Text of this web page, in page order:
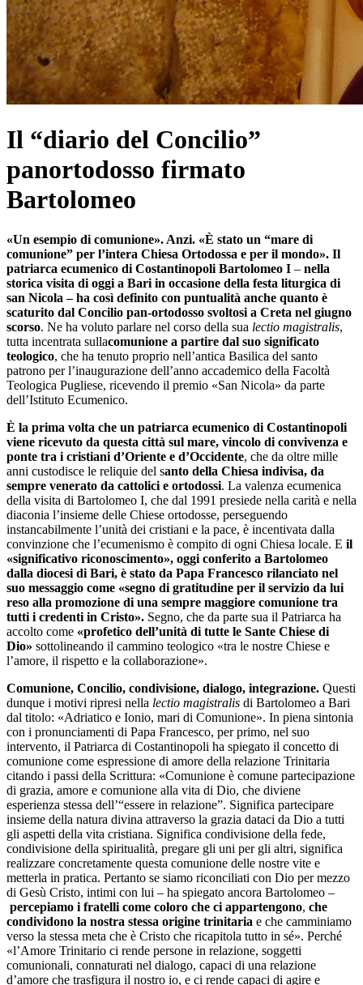
Il “diario del Concilio”
panortodosso firmato
Bartolomeo
«Un esempio di comunione». Anzi. «È stato un “mare di
comunione” per l’intera Chiesa Ortodossa e per il mondo». Il
patriarca ecumenico di Costantinopoli Bartolomeo I – nella
storica visita di oggi a Bari in occasione della festa liturgica di
san Nicola – ha così definito con puntualità anche quanto è
scaturito dal Concilio pan-ortodosso svoltosi a Creta nel giugno
scorso. Ne ha voluto parlare nel corso della sua lectio magistralis,
tutta incentrata sullacomunione a partire dal suo significato
teologico, che ha tenuto proprio nell’antica Basilica del santo
patrono per l’inaugurazione dell’anno accademico della Facoltà
Teologica Pugliese, ricevendo il premio «San Nicola» da parte
dell’Istituto Ecumenico.
È la prima volta che un patriarca ecumenico di Costantinopoli
viene ricevuto da questa città sul mare, vincolo di convivenza e
ponte tra i cristiani d’Oriente e d’Occidente, che da oltre mille
anni custodisce le reliquie del santo della Chiesa indivisa, da
sempre venerato da cattolici e ortodossi. La valenza ecumenica
della visita di Bartolomeo I, che dal 1991 presiede nella carità e nella
diaconia l’insieme delle Chiese ortodosse, perseguendo
instancabilmente l’unità dei cristiani e la pace, è incentivata dalla
convinzione che l’ecumenismo è compito di ogni Chiesa locale. E il
«significativo riconoscimento», oggi conferito a Bartolomeo
dalla diocesi di Bari, è stato da Papa Francesco rilanciato nel
suo messaggio come «segno di gratitudine per il servizio da lui
reso alla promozione di una sempre maggiore comunione tra
tutti i credenti in Cristo». Segno, che da parte sua il Patriarca ha
accolto come «profetico dell’unità di tutte le Sante Chiese di
Dio» sottolineando il cammino teologico «tra le nostre Chiese e
l’amore, il rispetto e la collaborazione».
Comunione, Concilio, condivisione, dialogo, integrazione. Questi
dunque i motivi ripresi nella lectio magistralis di Bartolomeo a Bari
dal titolo: «Adriatico e Ionio, mari di Comunione». In piena sintonia
con i pronunciamenti di Papa Francesco, per primo, nel suo
intervento, il Patriarca di Costantinopoli ha spiegato il concetto di
comunione come espressione di amore della relazione Trinitaria
citando i passi della Scrittura: «Comunione è comune partecipazione
di grazia, amore e comunione alla vita di Dio, che diviene
esperienza stessa dell’“essere in relazione”. Significa partecipare
insieme della natura divina attraverso la grazia dataci da Dio a tutti
gli aspetti della vita cristiana. Significa condivisione della fede,
condivisione della spiritualità, pregare gli uni per gli altri, significa
realizzare concretamente questa comunione delle nostre vite e
metterla in pratica. Pertanto se siamo riconciliati con Dio per mezzo
di Gesù Cristo, intimi con lui – ha spiegato ancora Bartolomeo –
percepiamo i fratelli come coloro che ci appartengono, che
condividono la nostra stessa origine trinitaria e che camminiamo
verso la stessa meta che è Cristo che ricapitola tutto in sé». Perché
«l’Amore Trinitario ci rende persone in relazione, soggetti
comunionali, connaturati nel dialogo, capaci di una relazione
d’amore che trasfigura il nostro io, e ci rende capaci di agire e